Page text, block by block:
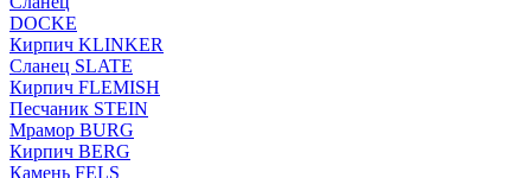
DOCKE
Кирпич KLINKER
Сланец SLATE
Кирпич FLEMISH
Пес­ча­ник STEIN
Мрамор BURG
Кирпич BERG
Камень FELS